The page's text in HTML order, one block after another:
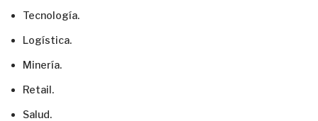
Tecnología.
Logística.
Minería.
Retail.
Salud.